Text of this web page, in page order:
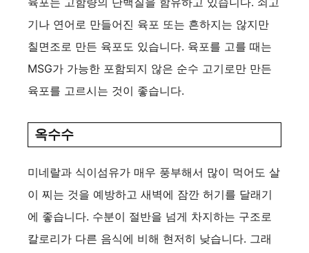
기나 연어로 만들어진 육포 또는 흔하지는 않지만
칠면조로 만든 육포도 있습니다. 육포를 고를 때는
MSG가 가능한 포함되지 않은 순수 고기로만 만든
육포를 고르시는 것이 좋습니다.
옥수수
미네랄과 식이섬유가 매우 풍부해서 많이 먹어도 살
이 찌는 것을 예방하고 새벽에 잠깐 허기를 달래기
에 좋습니다. 수분이 절반을 넘게 차지하는 구조로
칼로리가 다른 음식에 비해 현저히 낮습니다. 그래